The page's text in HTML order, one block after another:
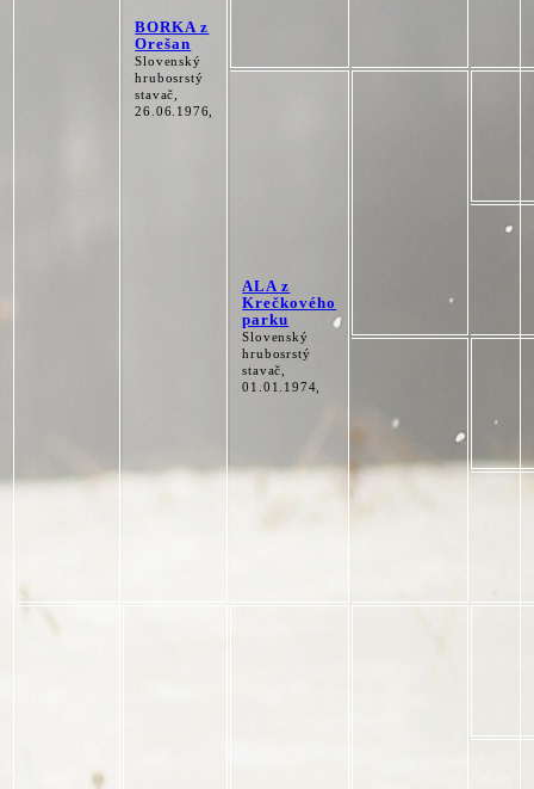
BORKA z
Orešan
Slovenský
hrubosrstý
stavač,
26.06.1976,
ALA z
Krečkového
parku
Slovenský
hrubosrstý
stavač,
01.01.1974,